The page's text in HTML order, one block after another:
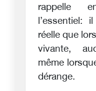
rappelle
l’essentiel:
réelle que
vivante,
même
dérange.